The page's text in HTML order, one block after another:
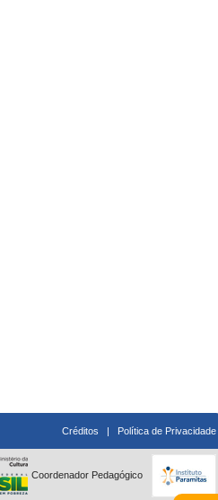
Créditos | Política de Privacidade
Coordenador Pedagógico